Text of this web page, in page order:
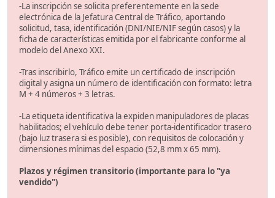
-La inscripción se solicita preferentemente en la sede
electrónica de la Jefatura Central de Tráfico, aportando
solicitud, tasa, identificación (DNI/NIE/NIF según casos) y la
ficha de características emitida por el fabricante conforme al
modelo del Anexo XXI.
-Tras inscribirlo, Tráfico emite un certificado de inscripción
digital y asigna un número de identificación con formato: letra
M + 4 números + 3 letras.
-La etiqueta identificativa la expiden manipuladores de placas
habilitados; el vehículo debe tener porta-identificador trasero
(bajo luz trasera si es posible), con requisitos de colocación y
dimensiones mínimas del espacio (52,8 mm x 65 mm).
Plazos y régimen transitorio (importante para lo "ya
vendido")